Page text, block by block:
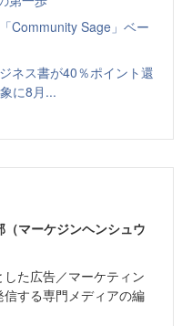
Community Sage」ベー
ネス書が40％ポイント還
に8月...
マーケジンヘンシュウ
た広告／マーケティン
する専門メディアの編